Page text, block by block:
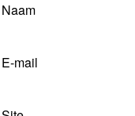
Naam
E-mail